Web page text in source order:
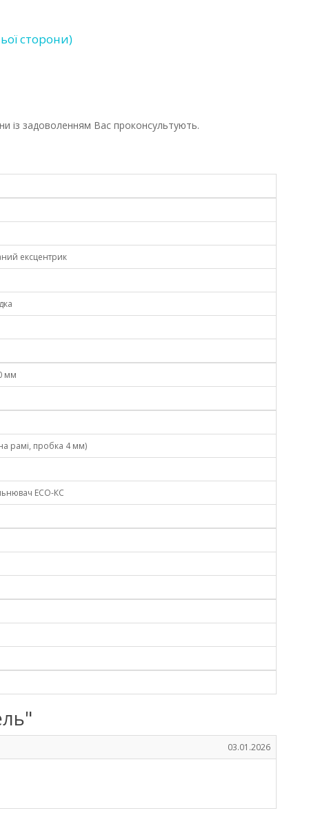
сторони)
із задоволенням Вас проконсультують.
ексцентрик
мм
рамі, пробка 4 мм)
ECO-КС
03.01.2026